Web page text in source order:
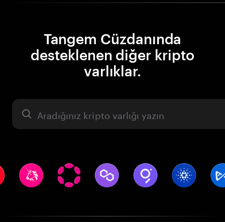
Tangem Cüzdanında
desteklenen diğer kripto
varlıklar.
Varlık